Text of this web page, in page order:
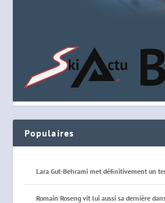
Populaires
Lara Gut-Behrami met définitivement un
Romain Roseng vit lui aussi sa dernière